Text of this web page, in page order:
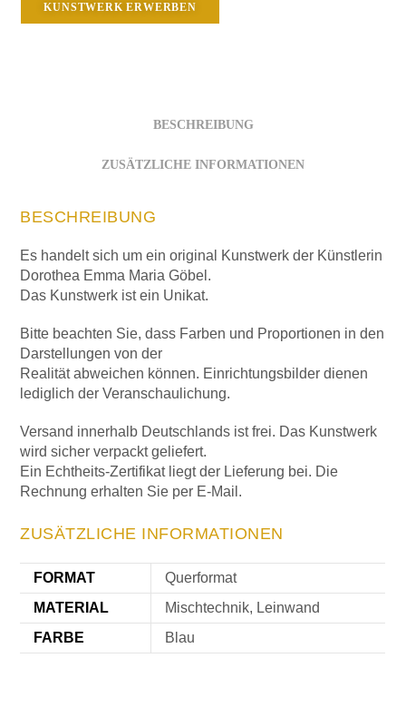
KUNSTWERK ERWERBEN
BESCHREIBUNG
ZUSÄTZLICHE INFORMATIONEN
BESCHREIBUNG
Es handelt sich um ein original Kunstwerk der Künstlerin
Dorothea Emma Maria Göbel.
Das Kunstwerk ist ein Unikat.
Bitte beachten Sie, dass Farben und Proportionen in den
Darstellungen von der
Realität abweichen können. Einrichtungsbilder dienen
lediglich der Veranschaulichung.
Versand innerhalb Deutschlands ist frei. Das Kunstwerk
wird sicher verpackt geliefert.
Ein Echtheits-Zertifikat liegt der Lieferung bei. Die
Rechnung erhalten Sie per E-Mail.
ZUSÄTZLICHE INFORMATIONEN
FORMAT
Querformat
MATERIAL
Mischtechnik, Leinwand
FARBE
Blau